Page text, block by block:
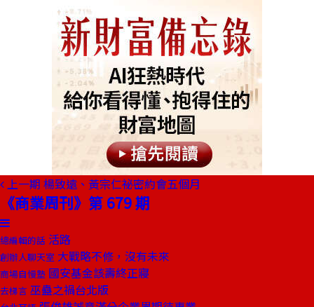
上一期 楊致遠、黃宗仁祕密約會五個月
《商業周刊》第 679 期
總編輯的話 活路
創辦人聊天室 大戰略不修，沒有未來
商場自慢塾 國安基金該壽終正寢
去梯言 巫蠱之禍台北版